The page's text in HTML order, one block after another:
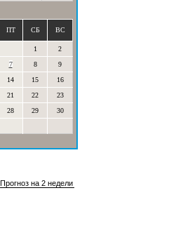
ПТ СБ ВС
1
2
7 8
9
14 15
16
21 22
23
28 29
30